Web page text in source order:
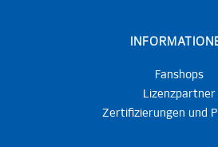
Fanshops
Lizenzpartner
Zertifizierungen und